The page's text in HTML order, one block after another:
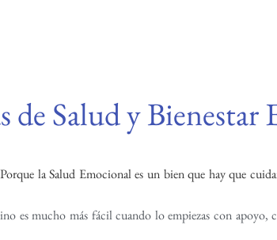
de Salud y Bienestar
Porque la Salud Emocional es un bien que hay que
es mucho más fácil cuando lo empiezas con apoyo,